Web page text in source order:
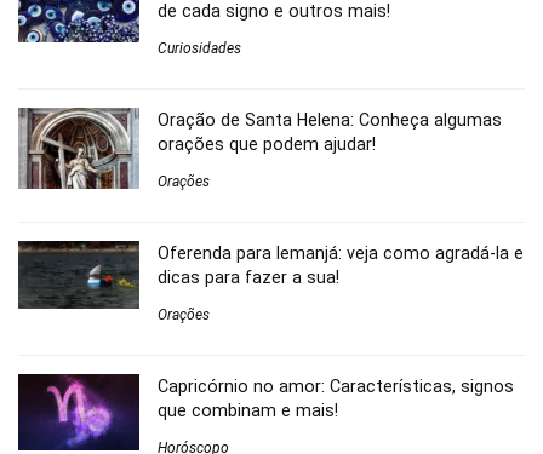
de cada signo e outros mais!
Curiosidades
Oração de Santa Helena: Conheça algumas
orações que podem ajudar!
Orações
Oferenda para Iemanjá: veja como agradá-la e
dicas para fazer a sua!
Orações
Capricórnio no amor: Características, signos
que combinam e mais!
Horóscopo